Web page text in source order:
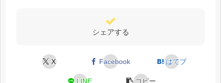
シェアする
X Facebook はてブ
LINE コピー